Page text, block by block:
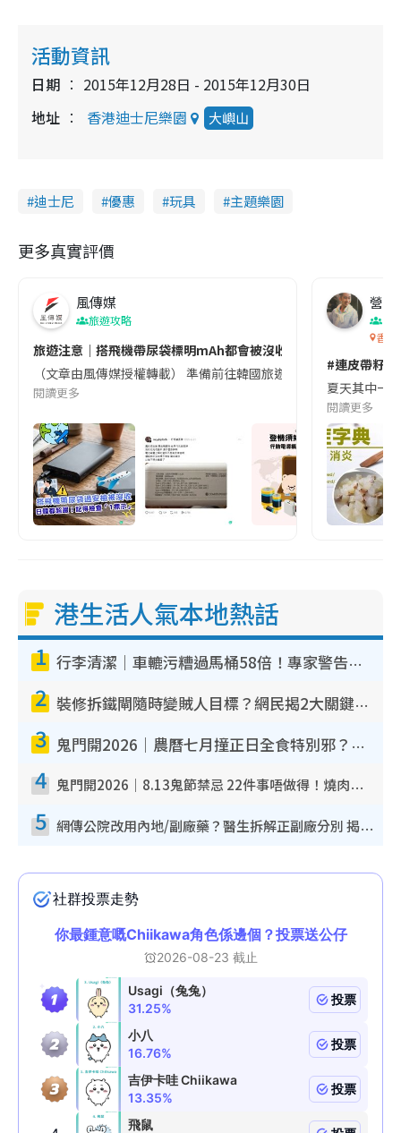
活動資訊
日期
2015年12月28日 - 2015年12月30日
地址
香港迪士尼樂園 大嶼山
迪士尼 優惠 玩具 主題樂園
更多真實評價
風傳媒
旅遊攻略
旅遊注意｜搭飛機帶尿袋標明mAh都會被沒收😱出發前切記檢查
（文章由風傳媒授權轉載） 準備前往韓國旅遊的民眾，近期要
閱讀更多
營養
香港
#連皮帶籽
夏天其中一
閱讀更多
港生活人氣本地熱話
1 行李清潔｜車轆污糟過馬桶58倍！專家警告忌用酒精抹 教1招免污手除菌
2 裝修拆鐵閘隨時變賊人目標？網民揭2大關鍵用途：裝新式等於白裝？附新舊鐵閘分別
3 鬼門開2026｜農曆七月撞正日全食特別邪？專家警告切忌做一事！揭4大禁忌+2招保平安
4 鬼門開2026｜8.13鬼節禁忌 22件事唔做得！燒肉、刺身要少食？半夜勿吹口哨/打呢個電話
5 網傳公院改用內地/副廠藥？醫生拆解正副廠分別 揭4類人換藥隨時出事